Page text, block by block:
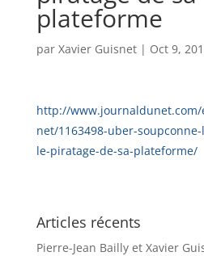
plateforme
par Xavier Guisnet| Oct 9,
http://www.journaldunet.com/
net/1163498-uber-
le-piratage-de-sa-plateforme/
Articles récents
Pierre-Jean Bailly et Xavier